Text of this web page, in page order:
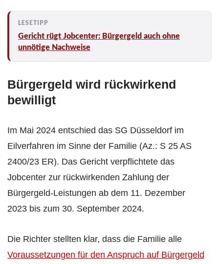
Gericht rügt Jobcenter: Bürgergeld auch ohne
unnötige Nachweise
Bürgergeld wird rückwirkend
bewilligt
Im Mai 2024 entschied das SG Düsseldorf im
Eilverfahren im Sinne der Familie (Az.: S 25 AS
2400/23 ER). Das Gericht verpflichtete das
Jobcenter zur rückwirkenden Zahlung der
Bürgergeld-Leistungen ab dem 11. Dezember
2023 bis zum 30. September 2024.
Die Richter stellten klar, dass die Familie alle
Voraussetzungen für den Anspruch auf Bürgergeld